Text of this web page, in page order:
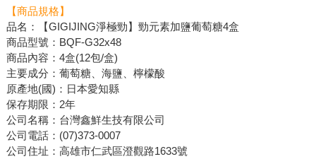
【商品規格】
品名：【GIGIJING淨極勁】勁元素加鹽葡萄糖4盒
商品型號：BQF-G32x48
商品內容：4盒(12包/盒)
主要成分：葡萄糖、海鹽、檸檬酸
原產地(國)：日本愛知縣
保存期限：2年
公司名稱：台灣鑫鮮生技有限公司
公司電話：(07)373-0007
公司住址：高雄市仁武區澄觀路1633號